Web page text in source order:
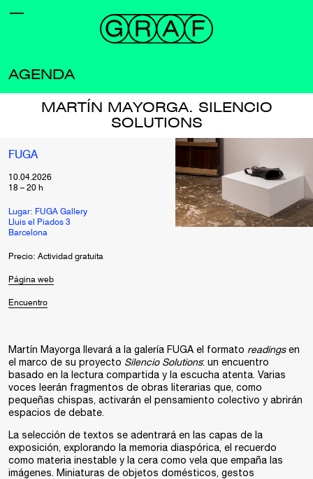
AGENDA
MARTÍN MAYORGA. SILENCIO
SOLUTIONS
FUGA
10.04.2026
18 – 20 h
Lugar: FUGA Gallery
Lluis el Piados 3
Barcelona
Precio: Actividad gratuita
Página web
Encuentro
Martín Mayorga llevará a la galería FUGA el formato readingsen
el marco de su proyecto Silencio Solutions: un encuentro
basado en la lectura compartida y la escucha atenta. Varias
voces leerán fragmentos de obras literarias que, como
pequeñas chispas, activarán el pensamiento colectivo y abrirán
espacios de debate.
La selección de textos se adentrará en las capas de la
exposición, explorando la memoria diaspórica, el recuerdo
como materia inestable y la cera como vela que empaña las
imágenes. Miniaturas de objetos domésticos, gestos